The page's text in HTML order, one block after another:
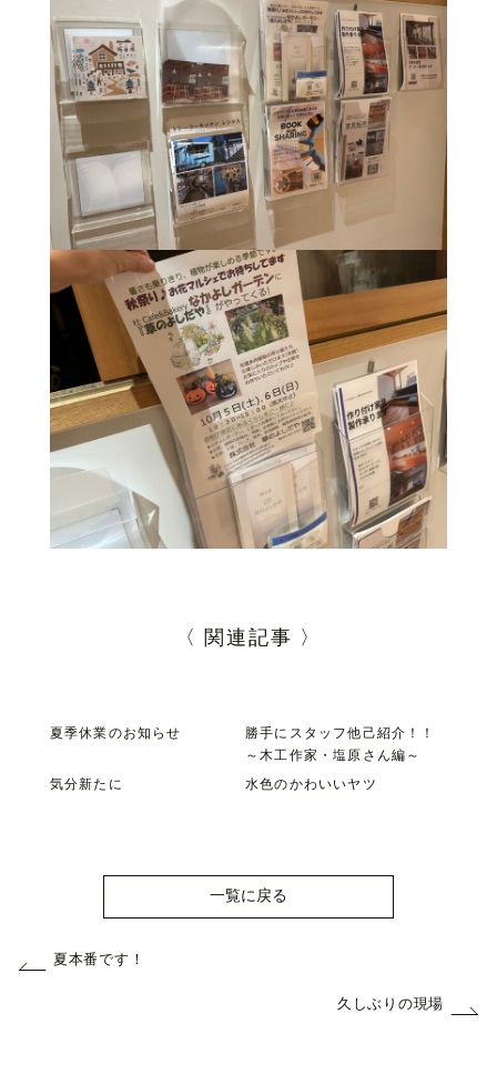
〈 関連記事 〉
夏季休業のお知らせ
勝手にスタッフ他己紹介！！
～木工作家・塩原さん編～
気分新たに
水色のかわいいヤツ
一覧に戻る
夏本番です！
久しぶりの現場